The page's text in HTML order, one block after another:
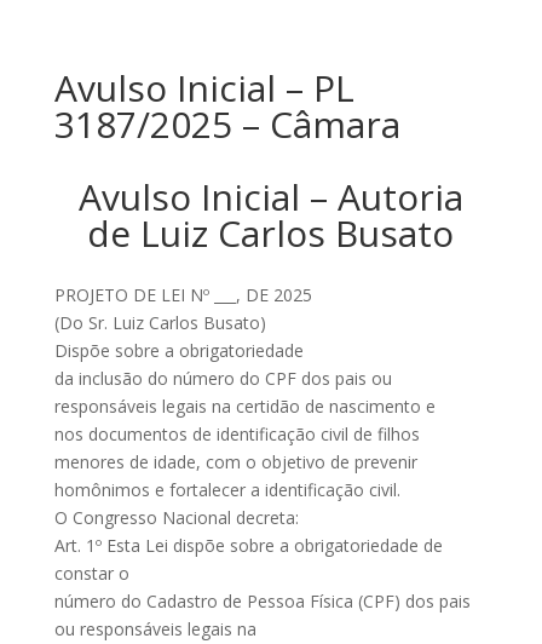
Avulso Inicial – PL
3187/2025 – Câmara
Avulso Inicial – Autoria
de Luiz Carlos Busato
PROJETO DE LEI Nº ___, DE 2025
(Do Sr. Luiz Carlos Busato)
Dispõe sobre a obrigatoriedade
da inclusão do número do CPF dos pais ou
responsáveis legais na certidão de nascimento e
nos documentos de identificação civil de filhos
menores de idade, com o objetivo de prevenir
homônimos e fortalecer a identificação civil.
O Congresso Nacional decreta:
Art. 1º Esta Lei dispõe sobre a obrigatoriedade de
constar o
número do Cadastro de Pessoa Física (CPF) dos pais
ou responsáveis legais na